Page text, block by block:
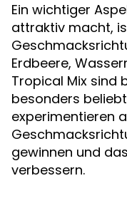
Ein wichtiger
attraktiv macht,
Erdbeere,
Tropical Mix sind
besonders
experimentieren
gewinnen und
verbessern.